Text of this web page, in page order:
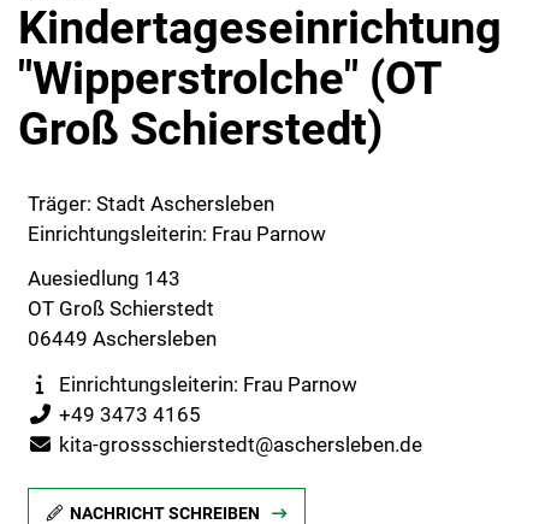
Kindertageseinrichtung
"Wipperstrolche" (OT
Groß Schierstedt)
Träger: Stadt Aschersleben
Einrichtungsleiterin: Frau Parnow
Auesiedlung 143
OT Groß Schierstedt
06449 Aschersleben
Einrichtungsleiterin: Frau Parnow
+49 3473 4165
kita-grossschierstedt@aschersleben.de
NACHRICHT SCHREIBEN